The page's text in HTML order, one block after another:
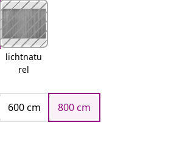
lichtnatu
rel
600 cm 800 cm